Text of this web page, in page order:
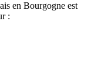
en Bourgogne est
: